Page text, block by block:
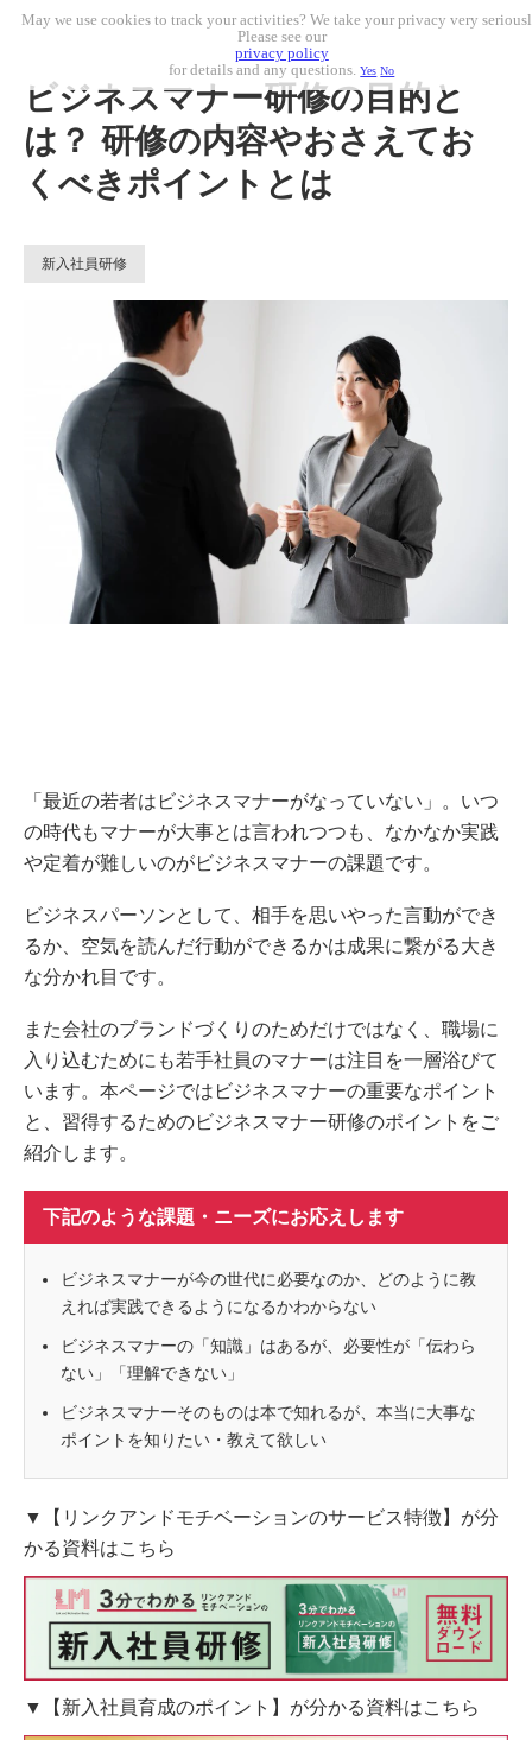
ビジネスマナー研修の目的と
は？ 研修の内容やおさえてお
くべきポイントとは
新入社員研修
「最近の若者はビジネスマナーがなっていない」。いつ
の時代もマナーが大事とは言われつつも、なかなか実践
や定着が難しいのがビジネスマナーの課題です。
ビジネスパーソンとして、相手を思いやった言動ができ
るか、空気を読んだ行動ができるかは成果に繋がる大き
な分かれ目です。
また会社のブランドづくりのためだけではなく、職場に
入り込むためにも若手社員のマナーは注目を一層浴びて
います。本ページではビジネスマナーの重要なポイント
と、習得するためのビジネスマナー研修のポイントをご
紹介します。
下記のような課題・ニーズにお応えします
ビジネスマナーが今の世代に必要なのか、どのように教
えれば実践できるようになるかわからない
ビジネスマナーの「知識」はあるが、必要性が「伝わら
ない」「理解できない」
ビジネスマナーそのものは本で知れるが、本当に大事な
ポイントを知りたい・教えて欲しい
▼【リンクアンドモチベーションのサービス特徴】が分
かる資料はこちら
▼【新入社員育成のポイント】が分かる資料はこちら
May we use cookies to track your activities? We take your privacy very
Please see our
privacy policy
for details and any questions.Yes No